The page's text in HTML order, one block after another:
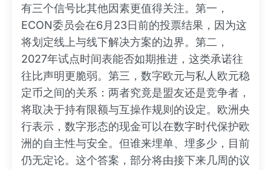
有三个信号比其他因素更值得关注。第一，
ECON委员会在6月23日前的投票结果，因为这
将划定线上与线下解决方案的边界。第二，
2027年试点时间表能否如期推进，这类承诺往
往比声明更脆弱。第三，数字欧元与私人欧元稳
定币之间的关系：两者究竟是盟友还是竞争者，
将取决于持有限额与互操作规则的设定。欧洲央
行表示，数字形态的现金可以在数字时代保护欧
洲的自主性与安全。但谁来埋单、埋多少，目前
仍无定论。这个答案，部分将由接下来几周的议